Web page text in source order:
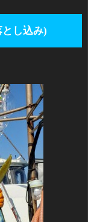
し込み)